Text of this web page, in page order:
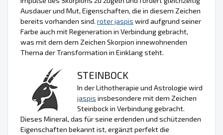
Ausdauer und Mut, Eigenschaften, die in diesem Zeichen
bereits vorhanden sind. roter jaspis wird aufgrund seiner
Farbe auch mit Regeneration in Verbindung gebracht,
was mit dem dem Zeichen Skorpion innewohnenden
Thema der Transformation in Einklang steht.
STEINBOCK
In der Lithotherapie und Astrologie wird
jaspis insbesondere mit dem Zeichen
Steinbock in Verbindung gebracht.
Dieses Mineral, das für seine erdenden und schützenden
Eigenschaften bekannt ist, ergänzt perfekt die